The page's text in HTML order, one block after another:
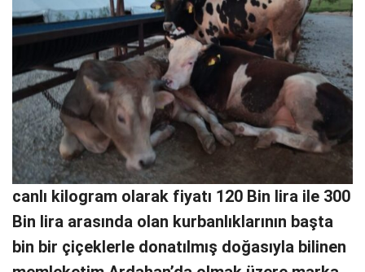
canlı kilogram olarak fiyatı 120 Bin lira ile 300
Bin lira arasında olan kurbanlıklarının başta
bin bir çiçeklerle donatılmış doğasıyla bilinen